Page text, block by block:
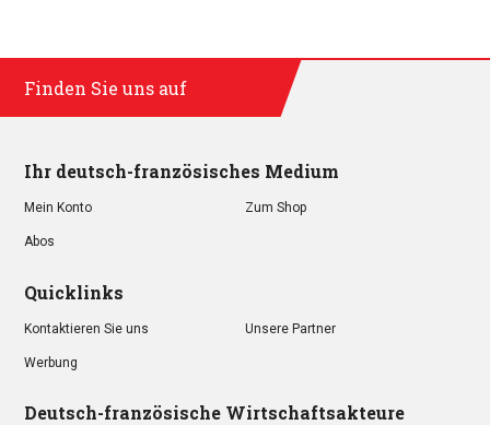
Finden Sie uns auf
Ihr deutsch-französisches Medium
Mein Konto Zum Shop
Abos
Quicklinks
Kontaktieren Sie uns Unsere Partner
Werbung
Deutsch-französische Wirtschaftsakteure